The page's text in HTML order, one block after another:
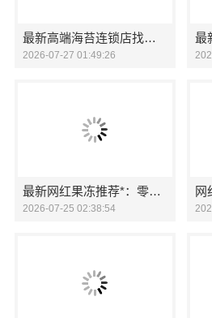
最新高端海苔连锁店找零食大明星
2026-07-27 01:49:26
最新网红果冻推荐*：零食大明星爆款
2026-07-25 02:38:54